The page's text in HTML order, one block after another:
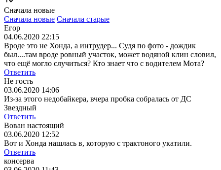
Сначала новые
Сначала новые Сначала старые
Егор
04.06.2020 22:15
Вроде это не Хонда, а интрудер... Судя по фото - дождик
был....там вроде ровный участок, может водяной клин словил,
что ещё могло случиться? Кто знает что с водителем Мота?
Ответить
Не гость
03.06.2020 14:06
Из-за этого недобайкера, вчера пробка собралась от ДС
Звездный
Ответить
Вован настоящий
03.06.2020 12:52
Вот и Хонда нашлась в, которую с трактоного укатили.
Ответить
консерва